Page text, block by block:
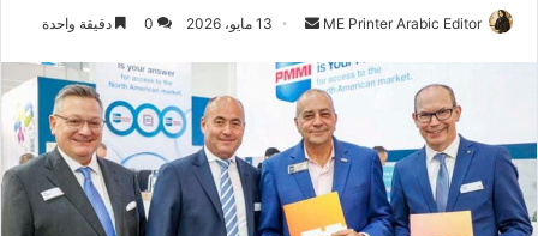
ME Printer Arabic Editor
أرسل
إلكترونيا
13 مايو، 2026 0 دقيقة واحدة